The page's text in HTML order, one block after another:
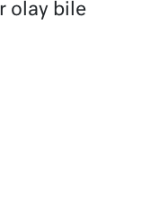
olay bile